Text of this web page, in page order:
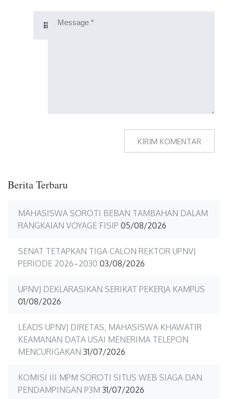
Berita Terbaru
MAHASISWA SOROTI BEBAN TAMBAHAN DALAM
RANGKAIAN VOYAGE FISIP 05/08/2026
SENAT TETAPKAN TIGA CALON REKTOR UPNVJ
PERIODE 2026–2030 03/08/2026
UPNVJ DEKLARASIKAN SERIKAT PEKERJA KAMPUS
01/08/2026
LEADS UPNVJ DIRETAS, MAHASISWA KHAWATIR
KEAMANAN DATA USAI MENERIMA TELEPON
MENCURIGAKAN 31/07/2026
KOMISI III MPM SOROTI SITUS WEB SIAGA DAN
PENDAMPINGAN P3M 31/07/2026